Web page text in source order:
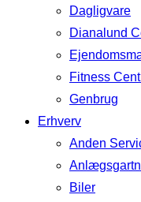
Dagligvare
Dianalund
Fitness
Genbrug
Erhverv
Anden
Biler